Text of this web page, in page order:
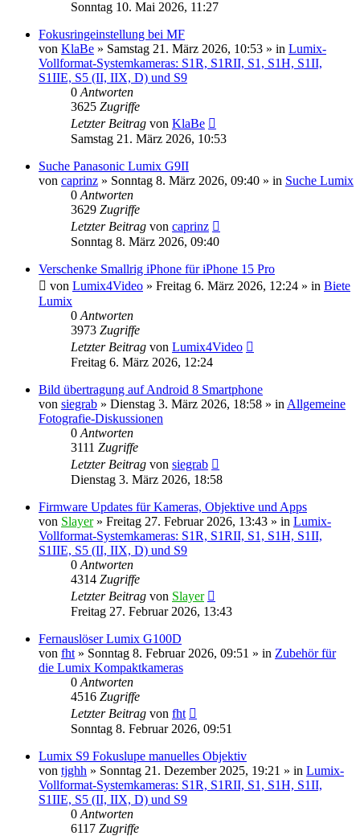
Sonntag 10. Mai 2026, 11:27
Fokusringeinstellung bei MF
von KlaBe » Samstag 21. März 2026, 10:53 » in Lumix-
Vollformat-Systemkameras: S1R, S1RII, S1, S1H, S1II,
S1IIE, S5 (II, IIX, D) und S9
0 Antworten
3625 Zugriffe
Letzter Beitrag von KlaBe
Samstag 21. März 2026, 10:53
Suche Panasonic Lumix G9II
von caprinz » Sonntag 8. März 2026, 09:40 » in Suche Lumix
0 Antworten
3629 Zugriffe
Letzter Beitrag von caprinz
Sonntag 8. März 2026, 09:40
Verschenke Smallrig iPhone für iPhone 15 Pro
von Lumix4Video » Freitag 6. März 2026, 12:24 » in Biete
Lumix
0 Antworten
3973 Zugriffe
Letzter Beitrag von Lumix4Video
Freitag 6. März 2026, 12:24
Bild übertragung auf Android 8 Smartphone
von siegrab » Dienstag 3. März 2026, 18:58 » in Allgemeine
Fotografie-Diskussionen
0 Antworten
3111 Zugriffe
Letzter Beitrag von siegrab
Dienstag 3. März 2026, 18:58
Firmware Updates für Kameras, Objektive und Apps
von Slayer» Freitag 27. Februar 2026, 13:43 » in Lumix-
Vollformat-Systemkameras: S1R, S1RII, S1, S1H, S1II,
S1IIE, S5 (II, IIX, D) und S9
0 Antworten
4314 Zugriffe
Letzter Beitrag von Slayer
Freitag 27. Februar 2026, 13:43
Fernauslöser Lumix G100D
von fht » Sonntag 8. Februar 2026, 09:51 » in Zubehör für
die Lumix Kompaktkameras
0 Antworten
4516 Zugriffe
Letzter Beitrag von fht
Sonntag 8. Februar 2026, 09:51
Lumix S9 Fokuslupe manuelles Objektiv
von tjghh » Sonntag 21. Dezember 2025, 19:21 » in Lumix-
Vollformat-Systemkameras: S1R, S1RII, S1, S1H, S1II,
S1IIE, S5 (II, IIX, D) und S9
0 Antworten
6117 Zugriffe